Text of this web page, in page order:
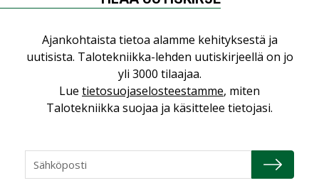
Sähköistäminen säästää euroja
KOLUMNI
Yli miljoona kotia on vailla toimivaa
ilmanvaihtoa
Miten varmistetaan EPD-dokumenteista
saatavien tietojen vertailukelpoisuus?
Ajankohtaista tietoa alamme kehityksestä ja
uutisista. Talotekniikka-lehden uutiskirjeellä on jo
yli 3000 tilaajaa.
Lue tietosuojaselosteestamme, miten
Talotekniikka suojaa ja käsittelee tietojasi.